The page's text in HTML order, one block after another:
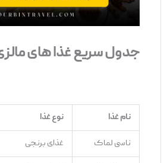
جدول سریع غذا های مالزی
نام غذا نوع غذا
ناسی لماک غذای برنجی